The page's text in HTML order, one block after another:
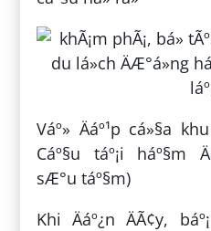
Váº» Äáº¹p cá»§a
Cáº§u táº¡i háº§m
sÆ°u táº§m)
Khi Äáº¿n ÄÃ¢y,